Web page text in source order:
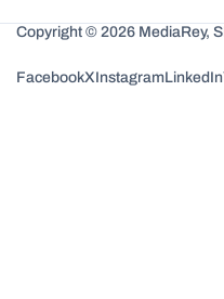
Copyright © 2026 MediaRey,
FacebookXInstagramLinkedIn